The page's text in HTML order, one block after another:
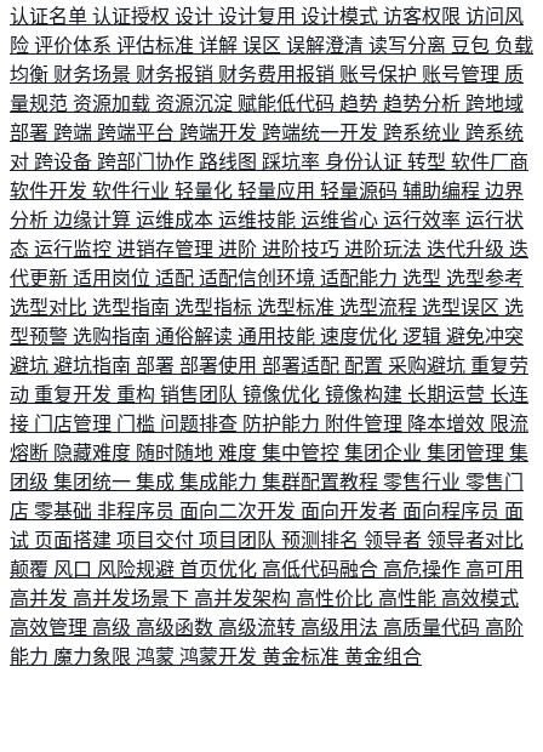
认证名单 认证授权 设计 设计复用 设计模式 访客权限 访问风
险 评价体系 评估标准 详解 误区 误解澄清 读写分离 豆包 负载
均衡 财务场景 财务报销 财务费用报销 账号保护 账号管理 质
量规范 资源加载 资源沉淀 赋能低代码 趋势 趋势分析 跨地域
部署 跨端 跨端平台 跨端开发 跨端统一开发 跨系统业 跨系统
对 跨设备 跨部门协作 路线图 踩坑率 身份认证 转型 软件厂商
软件开发 软件行业 轻量化 轻量应用 轻量源码 辅助编程 边界
分析 边缘计算 运维成本 运维技能 运维省心 运行效率 运行状
态 运行监控 进销存管理 进阶 进阶技巧 进阶玩法 迭代升级 迭
代更新 适用岗位 适配 适配信创环境 适配能力 选型 选型参考
选型对比 选型指南 选型指标 选型标准 选型流程 选型误区 选
型预警 选购指南 通俗解读 通用技能 速度优化 逻辑 避免冲突
避坑 避坑指南 部署 部署使用 部署适配 配置 采购避坑 重复劳
动 重复开发 重构 销售团队 镜像优化 镜像构建 长期运营 长连
接 门店管理 门槛 问题排查 防护能力 附件管理 降本增效 限流
熔断 隐藏难度 随时随地 难度 集中管控 集团企业 集团管理 集
团级 集团统一 集成 集成能力 集群配置教程 零售行业 零售门
店 零基础 非程序员 面向二次开发 面向开发者 面向程序员 面
试 页面搭建 项目交付 项目团队 预测排名 领导者 领导者对比
颠覆 风口 风险规避 首页优化 高低代码融合 高危操作 高可用
高并发 高并发场景下 高并发架构 高性价比 高性能 高效模式
高效管理 高级 高级函数 高级流转 高级用法 高质量代码 高阶
能力 魔力象限 鸿蒙 鸿蒙开发 黄金标准 黄金组合